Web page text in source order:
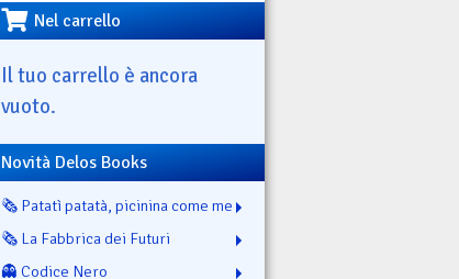
Nel carrello
Il tuo carrello è ancora
vuoto.
Novità Delos Books
🗞️ Patatì patatà, picinina come me
🗞️ La Fabbrica dei Futuri
👻 Codice Nero